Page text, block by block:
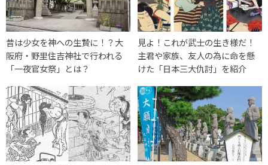
昔は少女を神への生贄に！？大
阪府・野里住吉神社で行われる
「一夜官女祭」とは？
見よ！これが武士の生き様だ！
主君や家族、友人の為に命を懸
けた「日本三大仇討」を紹介